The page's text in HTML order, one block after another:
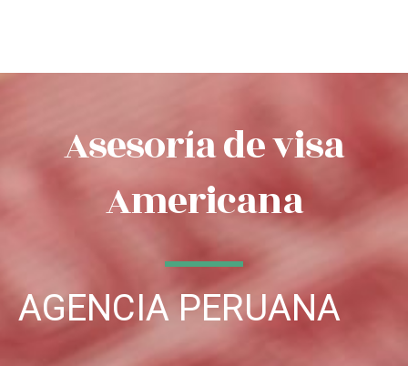
Asesoría de visa
Americana
AGENCIA PERUANA